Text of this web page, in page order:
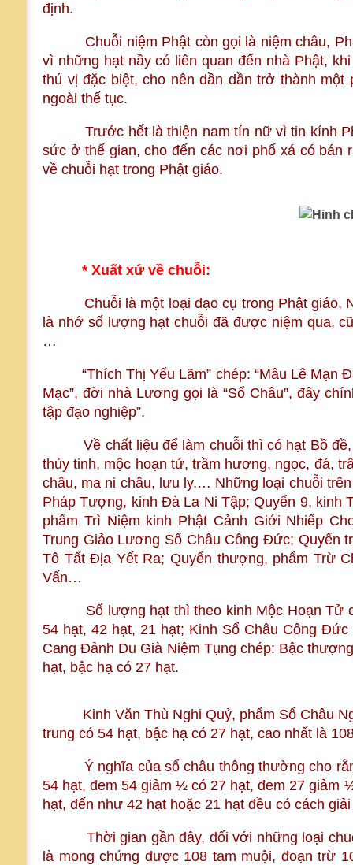
định.
Chuỗi niệm Phật còn gọi là niệm châu,
vì những hạt nầy có liên quan đến nhà Phật,
thú vị đặc biệt, cho nên dần dần trở thành
ngoài thế tục.
Trước hết là thiện nam tín nữ vì tin kính
sức ở thế gian, cho đến các nơi phố xá có bán
về chuỗi hạt trong Phật giáo.
* Xuất xứ về chuỗi:
Chuỗi là một loại đạo cụ trong Phật giáo,
là nhớ số lượng hạt chuỗi đã được niệm qua,
…
“Thích Thị Yếu Lãm” chép: “Mâu Lê Mạn
Mạc”, đời nhà Lương gọi là “Sổ Châu”, đây
tập đạo nghiệp”.
Về chất liệu để làm chuỗi thì có hạt Bồ đề,
thủy tinh, mộc hoạn tử, trầm hương, ngọc, đá,
châu, ma ni châu, lưu ly,… Những loại chuỗi
Pháp Tượng, kinh Đà La Ni Tập; Quyển 9, kinh
phẩm Trì Niệm kinh Phật Cảnh Giới Nhiếp
Trung Giảo Lương Sổ Châu Công Đức; Quyển
Tô Tất Địa Yết Ra; Quyển thượng, phẩm Trừ
Vấn…
Số lượng hạt thì theo kinh Mộc Hoạn Tử
54 hạt, 42 hạt, 21 hạt; Kinh Sổ Châu Công
Cang Đảnh Du Già Niệm Tụng chép: Bậc
hạt, bậc hạ có 27 hạt.
Kinh Văn Thù Nghi Quỷ, phẩm Sổ Châu
trung có 54 hạt, bậc hạ có 27 hạt, cao nhất là
Ý nghĩa của sổ châu thông thường cho
54 hạt, đem 54 giảm ½ có 27 hạt, đem 27 giảm
hạt, đến như 42 hạt hoặc 21 hạt đều có cách
Thời gian gần đây, đối với những loại
là mong chứng được 108 tam muội, đoạn trừ